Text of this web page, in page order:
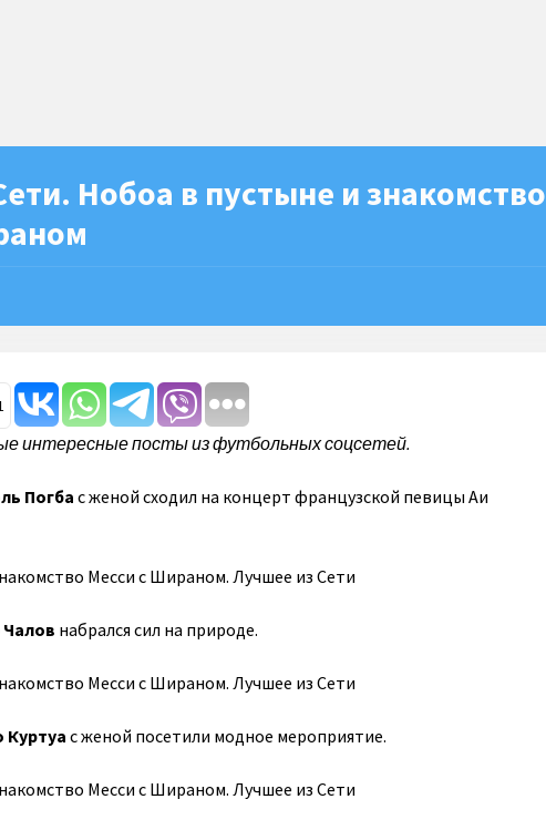
Нобоа в пустыне и знакомство
интересные посты из футбольных соцсетей.
Погба с женой сходил на концерт французской певицы Аи
набрался сил на природе.
Куртуа с женой посетили модное мероприятие.